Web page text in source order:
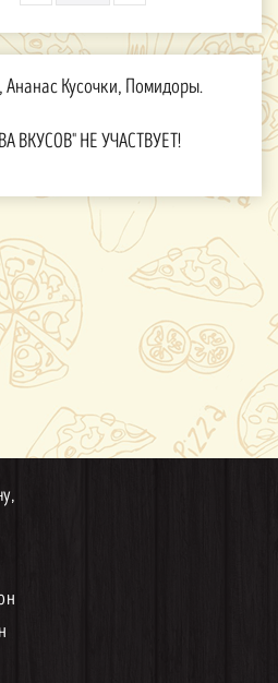
Кусочки, Помидоры.
ВКУСОВ" НЕ УЧАСТВУЕТ!